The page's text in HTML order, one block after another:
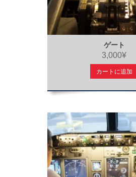
ゲート
3,000¥
カートに追加